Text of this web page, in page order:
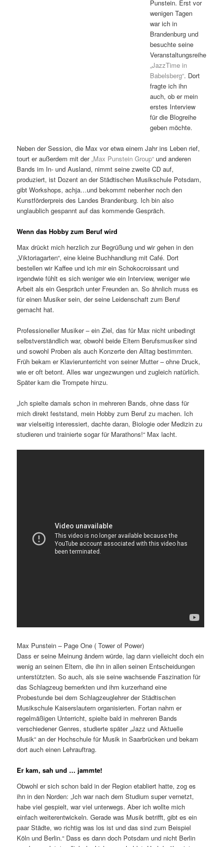
Punstein. Erst vor
wenigen Tagen
war ich in
Brandenburg und
besuchte seine
Veranstaltungsreihe
„JazzTime in
Babelsberg“. Dort
fragte ich ihn
auch, ob er mein
erstes Interview
für die Blogreihe
geben möchte.
Neben der Session, die Max vor etwa einem Jahr ins Leben rief,
tourt er außerdem mit der„Max Punstein Group“ und anderen
Bands im In- und Ausland, nimmt seine zweite CD auf,
produziert, ist Dozent an der Städtischen Musikschule Potsdam,
gibt Workshops, achja…und bekommt nebenher noch den
Kunstförderpreis des Landes Brandenburg. Ich bin also
unglaublich gespannt auf das kommende Gespräch.
Wenn das Hobby zum Beruf wird
Max drückt mich herzlich zur Begrüßung und wir gehen in den
„Viktoriagarten“, eine kleine Buchhandlung mit Café. Dort
bestellen wir Kaffee und ich mir ein Schokocroissant und
irgendwie fühlt es sich weniger wie ein Interview, weniger wie
Arbeit als ein Gespräch unter Freunden an. So ähnlich muss es
für einen Musiker sein, der seine Leidenschaft zum Beruf
gemacht hat.
Professioneller Musiker – ein Ziel, das für Max nicht unbedingt
selbstverständlich war, obwohl beide Eltern Berufsmusiker sind
und sowohl Proben als auch Konzerte den Alltag bestimmten.
Früh bekam er Klavierunterricht von seiner Mutter – ohne Druck,
wie er oft betont. Alles war ungezwungen und zugleich natürlich.
Später kam die Trompete hinzu.
„Ich spielte damals schon in mehreren Bands, ohne dass für
mich direkt feststand, mein Hobby zum Beruf zu machen. Ich
war vielseitig interessiert, dachte daran, Biologie oder Medizin zu
studieren und trainierte sogar für Marathons!“ Max lacht.
Max Punstein – Page One ( Tower of Power)
Dass er seine Meinung ändern würde, lag dann vielleicht doch ein
wenig an seinen Eltern, die ihn in allen seinen Entscheidungen
unterstützten. So auch, als sie seine wachsende Faszination für
das Schlagzeug bemerkten und ihm kurzerhand eine
Probestunde bei dem Schlagzeuglehrer der Städtischen
Musikschule Kaiserslautern organisierten. Fortan nahm er
regelmäßigen Unterricht, spielte bald in mehreren Bands
verschiedener Genres, studierte später „Jazz und Aktuelle
Musik“ an der Hochschule für Musik in Saarbrücken und bekam
dort auch einen Lehrauftrag.
Er kam, sah und … jammte!
Obwohl er sich schon bald in der Region etabliert hatte, zog es
ihn in den Norden: „Ich war nach dem Studium super vernetzt,
habe viel gespielt, war viel unterwegs. Aber ich wollte mich
einfach weiterentwickeln. Gerade was Musik betrifft, gibt es ein
paar Städte, wo richtig was los ist und das sind zum Beispiel
Köln und Berlin.“ Dass es dann doch Potsdam und nicht Berlin